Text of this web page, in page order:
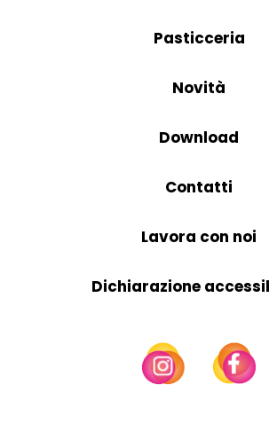
Pasticceria
Novità
Download
Contatti
Lavora con noi
Dichiarazione